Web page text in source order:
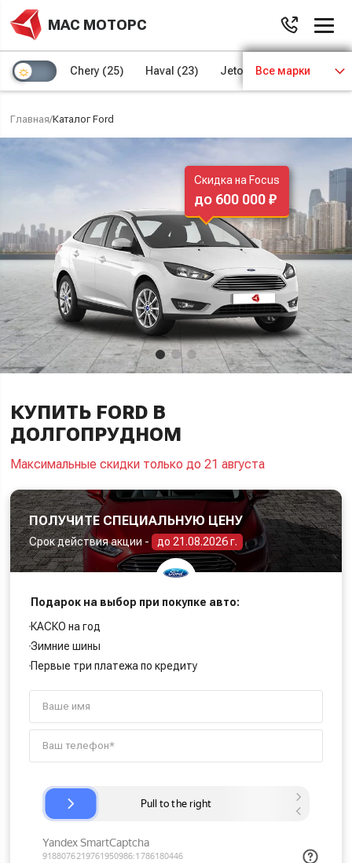
МАС МОТОРС
Chery (25) Haval (23) Jetour (8) Kaiyi (4)
Все марки
Главная/Каталог Ford
КУПИТЬ FORD В
ДОЛГОПРУДНОМ
Максимальные скидки только до 21 августа
ПОЛУЧИТЕ СПЕЦИАЛЬНУЮ ЦЕНУ
Срок действия акции - до 21.08.2026 г.
Подарок на выбор при покупке авто:
КАСКО на год
Зимние шины
Первые три платежа по кредиту
Скидка на Focus
до 600 000 ₽